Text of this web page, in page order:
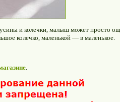
и колечки, малыш может просто
колечко, маленькой — в маленькое.